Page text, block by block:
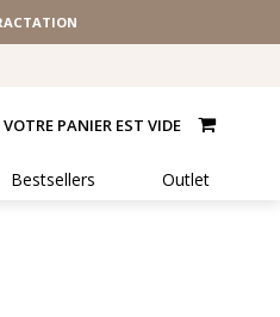
VOTRE PANIER EST VIDE
Bestsellers Outlet